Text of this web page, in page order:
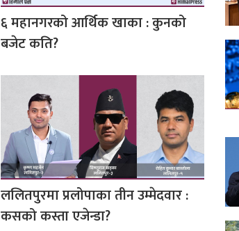
६ महानगरको आर्थिक खाका : कुनको
बजेट कति?
ललितपुरमा प्रलोपाका तीन उम्मेदवार :
कसको कस्ता एजेन्डा?